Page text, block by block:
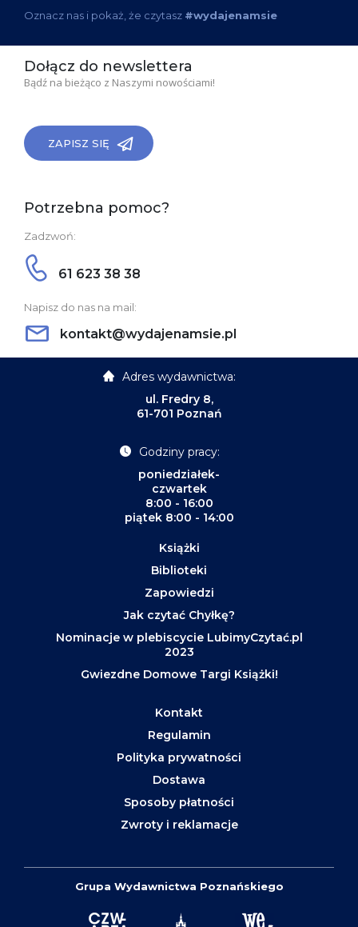
Oznacz nas i pokaż, że czytasz #wydajenamsie
Dołącz do newslettera
Bądź na bieżąco z Naszymi nowościami!
ZAPISZ SIĘ
Potrzebna pomoc?
Zadzwoń:
61 623 38 38
Napisz do nas na mail:
kontakt@wydajenamsie.pl
Adres wydawnictwa:
ul. Fredry 8,
61-701 Poznań
Godziny pracy:
poniedziałek-
czwartek
8:00 - 16:00
piątek 8:00 - 14:00
Książki
Biblioteki
Zapowiedzi
Jak czytać Chyłkę?
Nominacje w plebiscycie LubimyCzytać.pl
2023
Gwiezdne Domowe Targi Książki!
Kontakt
Regulamin
Polityka prywatności
Dostawa
Sposoby płatności
Zwroty i reklamacje
Grupa Wydawnictwa Poznańskiego